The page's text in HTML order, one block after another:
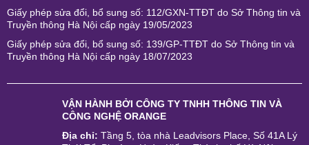
Giấy phép sửa đổi, bổ sung số: 112/GXN-TTĐT do Sở Thông tin và
Truyền thông Hà Nội cấp ngày 19/05/2023
Giấy phép sửa đổi, bổ sung số: 139/GP-TTĐT do Sở Thông tin và
Truyền thông Hà Nội cấp ngày 18/07/2023
VẬN HÀNH BỞI CÔNG TY TNHH THÔNG TIN VÀ
CÔNG NGHỆ ORANGE
Địa chỉ: Tầng 5, tòa nhà Leadvisors Place, Số 41A Lý